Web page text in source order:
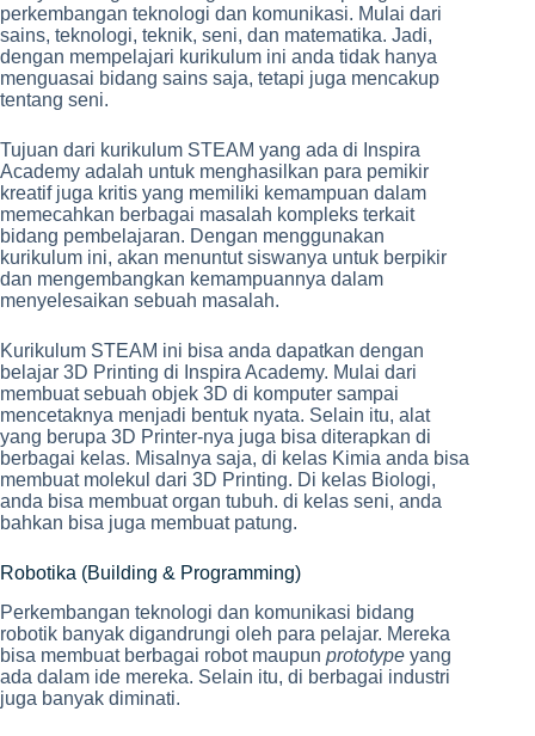
perkembangan teknologi dan komunikasi. Mulai dari
sains, teknologi, teknik, seni, dan matematika. Jadi,
dengan mempelajari kurikulum ini anda tidak hanya
menguasai bidang sains saja, tetapi juga mencakup
tentang seni.
Tujuan dari kurikulum STEAM yang ada di Inspira
Academy adalah untuk menghasilkan para pemikir
kreatif juga kritis yang memiliki kemampuan dalam
memecahkan berbagai masalah kompleks terkait
bidang pembelajaran. Dengan menggunakan
kurikulum ini, akan menuntut siswanya untuk berpikir
dan mengembangkan kemampuannya dalam
menyelesaikan sebuah masalah.
Kurikulum STEAM ini bisa anda dapatkan dengan
belajar 3D Printing di Inspira Academy. Mulai dari
membuat sebuah objek 3D di komputer sampai
mencetaknya menjadi bentuk nyata. Selain itu, alat
yang berupa 3D Printer-nya juga bisa diterapkan di
berbagai kelas. Misalnya saja, di kelas Kimia anda bisa
membuat molekul dari 3D Printing. Di kelas Biologi,
anda bisa membuat organ tubuh. di kelas seni, anda
bahkan bisa juga membuat patung.
Robotika (Building & Programming)
Perkembangan teknologi dan komunikasi bidang
robotik banyak digandrungi oleh para pelajar. Mereka
bisa membuat berbagai robot maupun prototype yang
ada dalam ide mereka. Selain itu, di berbagai industri
juga banyak diminati.